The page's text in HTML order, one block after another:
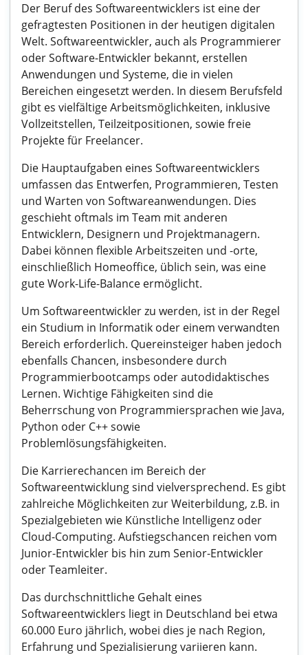
Der Beruf des Softwareentwicklers ist eine der
gefragtesten Positionen in der heutigen digitalen
Welt. Softwareentwickler, auch als Programmierer
oder Software-Entwickler bekannt, erstellen
Anwendungen und Systeme, die in vielen
Bereichen eingesetzt werden. In diesem Berufsfeld
gibt es vielfältige Arbeitsmöglichkeiten, inklusive
Vollzeitstellen, Teilzeitpositionen, sowie freie
Projekte für Freelancer.
Die Hauptaufgaben eines Softwareentwicklers
umfassen das Entwerfen, Programmieren, Testen
und Warten von Softwareanwendungen. Dies
geschieht oftmals im Team mit anderen
Entwicklern, Designern und Projektmanagern.
Dabei können flexible Arbeitszeiten und -orte,
einschließlich Homeoffice, üblich sein, was eine
gute Work-Life-Balance ermöglicht.
Um Softwareentwickler zu werden, ist in der Regel
ein Studium in Informatik oder einem verwandten
Bereich erforderlich. Quereinsteiger haben jedoch
ebenfalls Chancen, insbesondere durch
Programmierbootcamps oder autodidaktisches
Lernen. Wichtige Fähigkeiten sind die
Beherrschung von Programmiersprachen wie Java,
Python oder C++ sowie
Problemlösungsfähigkeiten.
Die Karrierechancen im Bereich der
Softwareentwicklung sind vielversprechend. Es gibt
zahlreiche Möglichkeiten zur Weiterbildung, z.B. in
Spezialgebieten wie Künstliche Intelligenz oder
Cloud-Computing. Aufstiegschancen reichen vom
Junior-Entwickler bis hin zum Senior-Entwickler
oder Teamleiter.
Das durchschnittliche Gehalt eines
Softwareentwicklers liegt in Deutschland bei etwa
60.000 Euro jährlich, wobei dies je nach Region,
Erfahrung und Spezialisierung variieren kann.